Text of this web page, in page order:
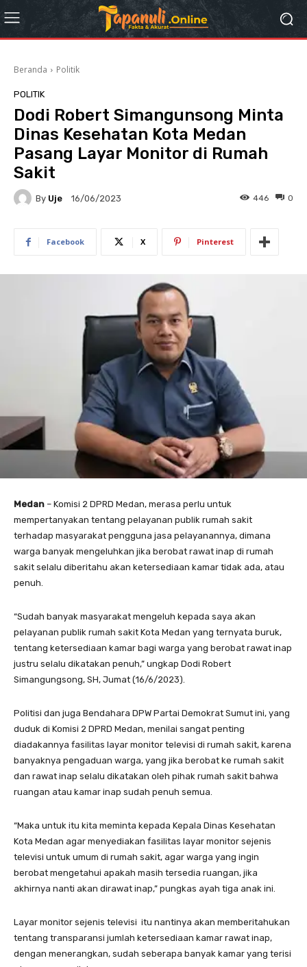
Beranda Politik
POLITIK
Dodi Robert Simangunsong Minta
Dinas Kesehatan Kota Medan
Pasang Layar Monitor di Rumah
Sakit
By Uje 16/06/2023 0
446
Facebook X Pinterest
Medan – Komisi 2 DPRD Medan, merasa perlu untuk
mempertanyakan tentang pelayanan publik rumah sakit
terhadap masyarakat pengguna jasa pelayanannya, dimana
warga banyak mengeluhkan jika berobat rawat inap di rumah
sakit selalu diberitahu akan ketersediaan kamar tidak ada, atau
penuh.
“Sudah banyak masyarakat mengeluh kepada saya akan
pelayanan publik rumah sakit Kota Medan yang ternyata buruk,
tentang ketersediaan kamar bagi warga yang berobat rawat inap
justru selalu dikatakan penuh,” ungkap Dodi Robert
Simangungsong, SH, Jumat (16/6/2023).
Politisi dan juga Bendahara DPW Partai Demokrat Sumut ini, yang
duduk di Komisi 2 DPRD Medan, menilai sangat penting
diadakannya fasilitas layar monitor televisi di rumah sakit, karena
banyaknya pengaduan warga, yang jika berobat ke rumah sakit
dan rawat inap selalu dikatakan oleh pihak rumah sakit bahwa
ruangan atau kamar inap sudah penuh semua.
“Maka untuk itu kita meminta kepada Kepala Dinas Kesehatan
Kota Medan agar menyediakan fasilitas layar monitor sejenis
televisi untuk umum di rumah sakit, agar warga yang ingin
berobat mengetahui apakah masih tersedia ruangan, jika
akhirnya nanti akan dirawat inap,” pungkas ayah tiga anak ini.
Layar monitor sejenis televisi itu nantinya akan memberitahukan
tentang transparansi jumlah ketersediaan kamar rawat inap,
dengan menerangkan, sudah seberapa banyak kamar yang terisi